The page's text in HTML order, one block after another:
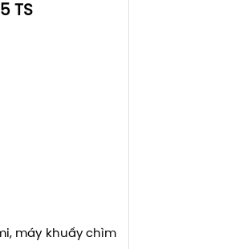
TS
máy khuấy chìm